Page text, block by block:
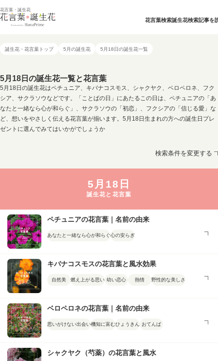
花言葉・誕生花
花言葉検索誕生花検索記事を
誕生花・花言葉トップ 5月の誕生花 5月18日の誕生花一覧
5月18日の誕生花一覧と花言葉
5月18日の誕生花はペチュニア、キバナコスモス、シャクヤク、ベロペロネ、フク
シア、サクラソウなどです。「ことばの日」にあたるこの日は、ペチュニアの「あ
なたと一緒なら心が和らぐ」、サクラソウの「初恋」、フクシアの「信じる愛」な
ど、想いをやさしく伝える花言葉が揃います。5月18日生まれの方への誕生日プレ
ゼントに選んでみてはいかがでしょうか
検索条件を変更する
5月18日
誕生花と花言葉
ペチュニアの花言葉｜名前の由来
あなたと一緒なら心が和らぐ心の安らぎ
キバナコスモスの花言葉と風水効果
自然美 燃え上がる思い 幼い恋心 熱情 野性的な美しさ
ベロペロネの花言葉｜名前の由来
思いがけない出会い機知に富むひょうきん おてんば
シャクヤク（芍薬）の花言葉と風水